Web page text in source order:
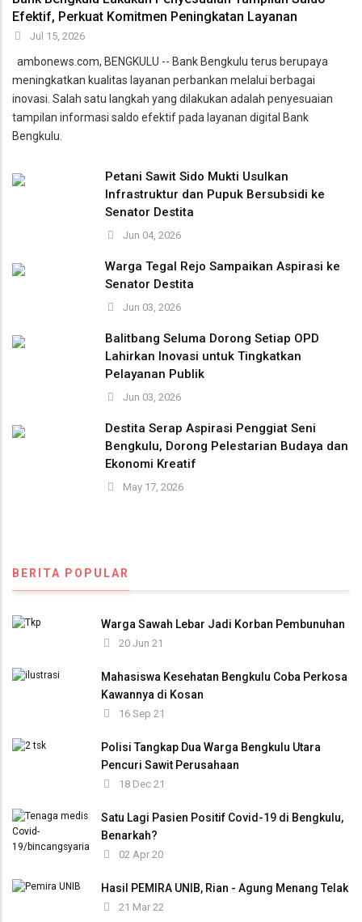
Efektif, Perkuat Komitmen Peningkatan Layanan
Jul 15, 2026
ambonews.com, BENGKULU -- Bank Bengkulu terus berupaya
meningkatkan kualitas layanan perbankan melalui berbagai
inovasi. Salah satu langkah yang dilakukan adalah penyesuaian
tampilan informasi saldo efektif pada layanan digital Bank
Bengkulu.
Petani Sawit Sido Mukti Usulkan
Infrastruktur dan Pupuk Bersubsidi ke
Senator Destita
Jun 04, 2026
Warga Tegal Rejo Sampaikan Aspirasi ke
Senator Destita
Jun 03, 2026
Balitbang Seluma Dorong Setiap OPD
Lahirkan Inovasi untuk Tingkatkan
Pelayanan Publik
Jun 03, 2026
Destita Serap Aspirasi Penggiat Seni
Bengkulu, Dorong Pelestarian Budaya dan
Ekonomi Kreatif
May 17, 2026
BERITA POPULAR
Warga Sawah Lebar Jadi Korban Pembunuhan
20 Jun 21
Mahasiswa Kesehatan Bengkulu Coba Perkosa
Kawannya di Kosan
16 Sep 21
Polisi Tangkap Dua Warga Bengkulu Utara
Pencuri Sawit Perusahaan
18 Dec 21
Satu Lagi Pasien Positif Covid-19 di Bengkulu,
Benarkah?
02 Apr 20
Hasil PEMIRA UNIB, Rian - Agung Menang Telak
21 Mar 22